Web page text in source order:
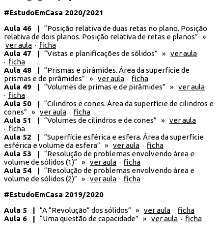
#EstudoEmCasa 2020/2021
Aula 46 | “Posição relativa de duas retas no plano. Posição
relativa de dois planos. Posição relativa de retas e planos” »
ver aula · ficha
Aula 47 | “Vistas e planificações de sólidos” » ver aula
· ficha
Aula 48 | “Prismas e pirâmides. Área da superfície de
prismas e de pirâmides” » ver aula · ficha
Aula 49 | “Volumes de primas e de pirâmides” » ver aula
· ficha
Aula 50 | “Cilindros e cones. Área da superfície de cilindros e
cones” » ver aula · ficha
Aula 51 | “Volumes de cilindros e de cones” » ver aula
· ficha
Aula 52 | “Superfície esférica e esfera. Área da superfície
esférica e volume da esfera” » ver aula · ficha
Aula 53 | “Resolução de problemas envolvendo área e
volume de sólidos (1)” » ver aula · ficha
Aula 54 | “Resolução de problemas envolvendo área e
volume de sólidos (2)” » ver aula · ficha
#EstudoEmCasa 2019/2020
Aula 5 | “A “Revolução” dos sólidos” » ver aula · ficha
Aula 6 | “Uma questão de capacidade” » ver aula · ficha